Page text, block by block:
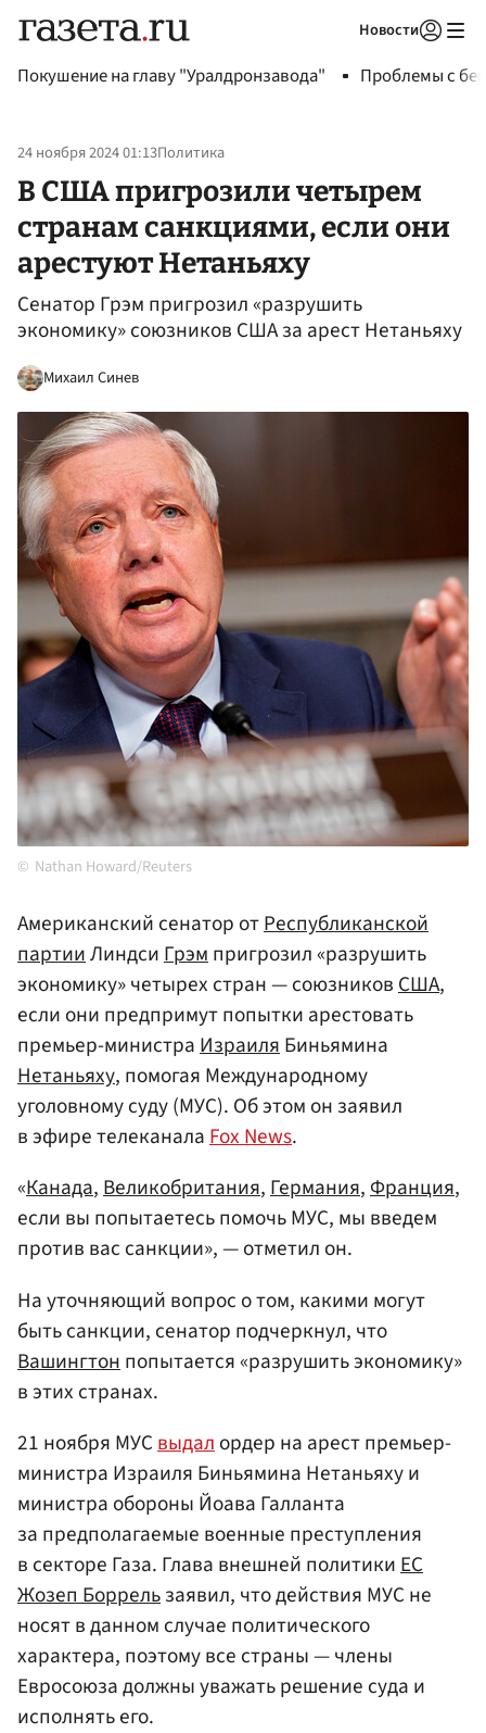
Новости
Покушение на главу "Уралдронзавода" Проблемы с
24 ноября 2024 01:13Политика
В США пригрозили четырем
странам санкциями, если они
арестуют Нетаньяху
Сенатор Грэм пригрозил «разрушить
экономику» союзников США за арест Нетаньяху
Михаил Синев
Nathan Howard/Reuters
Американский сенатор отРеспубликанской
партииЛиндсиГрэмпригрозил «разрушить
экономику» четырех стран — союзниковСША,
если они предпримут попытки арестовать
премьер-министраИзраиляБиньямина
Нетаньяху, помогая Международному
уголовному суду (МУС). Об этом он заявил
в эфире телеканалаFox News.
«Канада,Великобритания,Германия,Франция,
если вы попытаетесь помочь МУС, мы введем
против вас санкции», — отметил он.
На уточняющий вопрос о том, какими могут
быть санкции, сенатор подчеркнул, что
Вашингтон попытается «разрушить экономику»
в этих странах.
21 ноября МУСвыдалордер на арест премьер-
министра Израиля Биньямина Нетаньяху и
министра обороны Йоава Галланта
за предполагаемые военные преступления
в секторе Газа. Глава внешней политикиЕС
Жозеп Боррельзаявил, что действия МУС не
носят в данном случае политического
характера, поэтому все страны — члены
Евросоюза должны уважать решение суда и
исполнять его.